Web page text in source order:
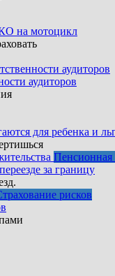
на мотоцикл
аудиторов
для ребенка и
Пенсионная
за границу
рисков